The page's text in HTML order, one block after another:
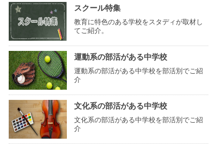
スクール特集
教育に特色のある学校をスタディが取材し
てご紹介。
運動系の部活がある中学校
運動系の部活がある中学校を部活別でご紹
介
文化系の部活がある中学校
文化系の部活がある中学校を部活別でご紹
介